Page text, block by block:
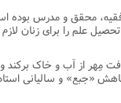
محقق و مدرس بوده
علم را براى زنان
«جبع» و سالیانى